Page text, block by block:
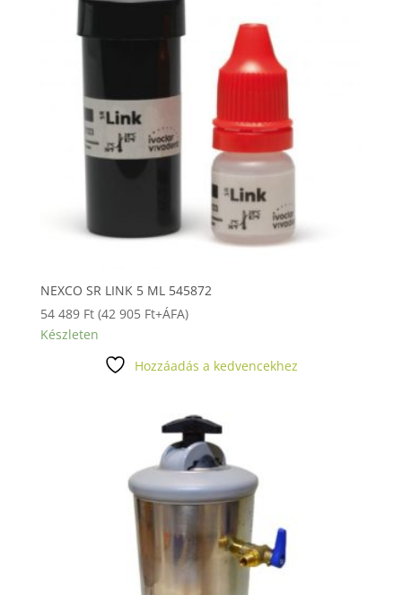
NEXCO SR LINK 5 ML 545872
54 489 Ft (42 905 Ft+ÁFA)
Készleten
Hozzáadás a kedvencekhez